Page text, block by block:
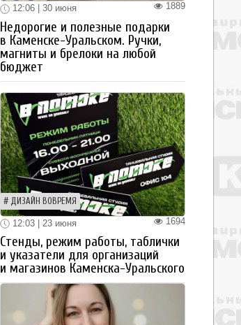
1889
12:06 | 30 июня
Недорогие и полезные подарки
в Каменске-Уральском. Ручки,
магниты и брелоки на любой
бюджет
ДИЗАЙН ВОВРЕМЯ
1694
12:03 | 23 июня
Стенды, режим работы, таблички
и указатели для организаций
и магазинов Каменска-Уральского